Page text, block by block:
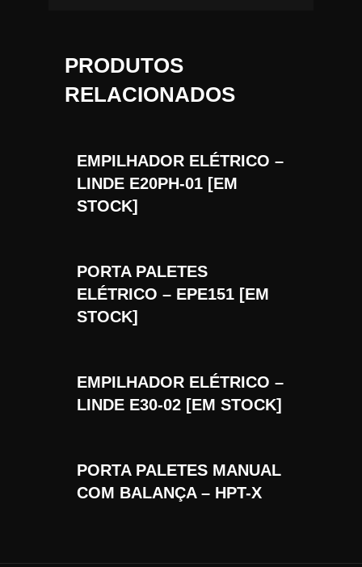
PRODUTOS
RELACIONADOS
EMPILHADOR ELÉTRICO –
LINDE E20PH-01 [EM
STOCK]
PORTA PALETES
ELÉTRICO – EPE151 [EM
STOCK]
EMPILHADOR ELÉTRICO –
LINDE E30-02 [EM STOCK]
PORTA PALETES MANUAL
COM BALANÇA – HPT-X